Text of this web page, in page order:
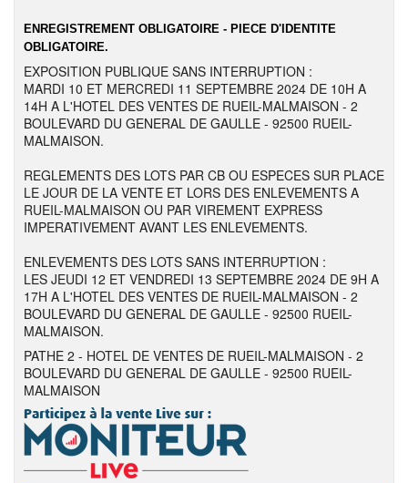
ENREGISTREMENT OBLIGATOIRE - PIECE D'IDENTITE
OBLIGATOIRE.
EXPOSITION PUBLIQUE SANS INTERRUPTION :
MARDI 10 ET MERCREDI 11 SEPTEMBRE 2024 DE 10H A
14H A L'HOTEL DES VENTES DE RUEIL-MALMAISON - 2
BOULEVARD DU GENERAL DE GAULLE - 92500 RUEIL-
MALMAISON.
REGLEMENTS DES LOTS PAR CB OU ESPECES SUR PLACE
LE JOUR DE LA VENTE ET LORS DES ENLEVEMENTS A
RUEIL-MALMAISON OU PAR VIREMENT EXPRESS
IMPERATIVEMENT AVANT LES ENLEVEMENTS.
ENLEVEMENTS DES LOTS SANS INTERRUPTION :
LES JEUDI 12 ET VENDREDI 13 SEPTEMBRE 2024 DE 9H A
17H A L'HOTEL DES VENTES DE RUEIL-MALMAISON - 2
BOULEVARD DU GENERAL DE GAULLE - 92500 RUEIL-
MALMAISON.
PATHE 2 - HOTEL DE VENTES DE RUEIL-MALMAISON - 2
BOULEVARD DU GENERAL DE GAULLE - 92500 RUEIL-
MALMAISON